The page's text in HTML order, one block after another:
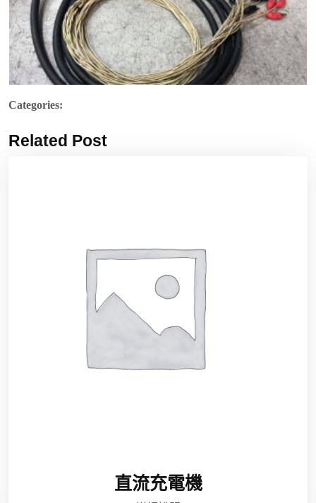
Categories:
Related Post
直流充電機